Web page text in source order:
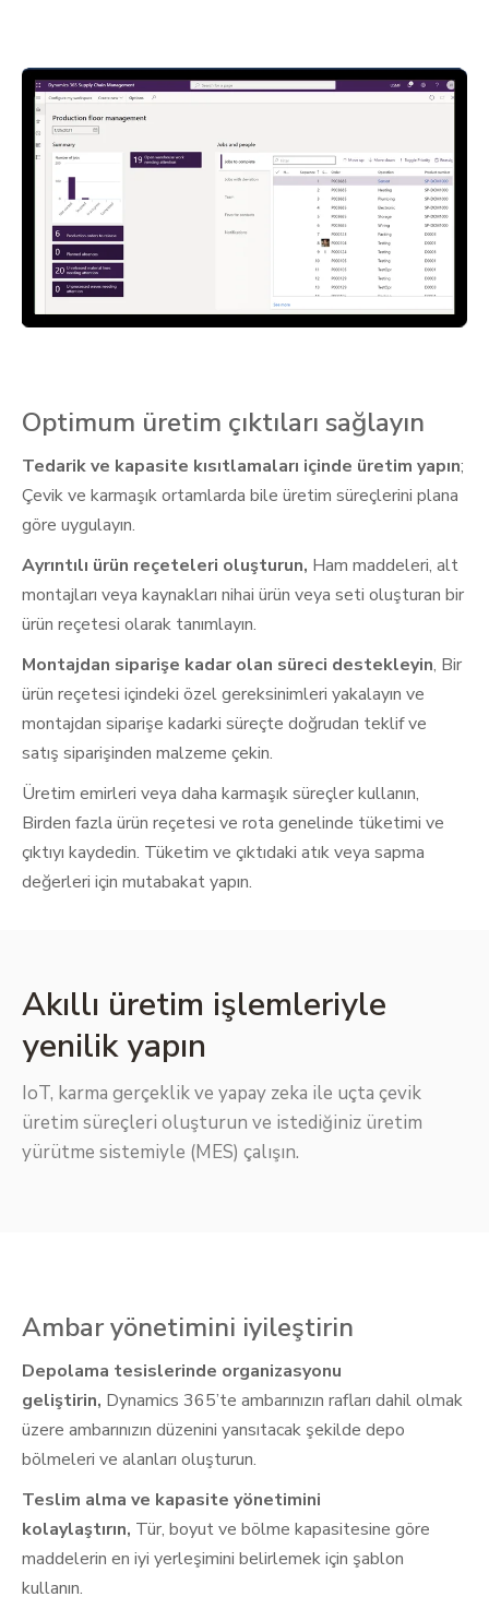
Optimum üretim çıktıları sağlayın
Tedarik ve kapasite kısıtlamaları içinde üretim yapın;
Çevik ve karmaşık ortamlarda bile üretim süreçlerini plana
göre uygulayın.
Ayrıntılı ürün reçeteleri oluşturun, Ham maddeleri, alt
montajları veya kaynakları nihai ürün veya seti oluşturan bir
ürün reçetesi olarak tanımlayın.
Montajdan siparişe kadar olan süreci destekleyin, Bir
ürün reçetesi içindeki özel gereksinimleri yakalayın ve
montajdan siparişe kadarki süreçte doğrudan teklif ve
satış siparişinden malzeme çekin.
Üretim emirleri veya daha karmaşık süreçler kullanın,
Birden fazla ürün reçetesi ve rota genelinde tüketimi ve
çıktıyı kaydedin. Tüketim ve çıktıdaki atık veya sapma
değerleri için mutabakat yapın.
Akıllı üretim işlemleriyle
yenilik yapın
IoT, karma gerçeklik ve yapay zeka ile uçta çevik
üretim süreçleri oluşturun ve istediğiniz üretim
yürütme sistemiyle (MES) çalışın.
Ambar yönetimini iyileştirin
Depolama tesislerinde organizasyonu
geliştirin, Dynamics 365’te ambarınızın rafları dahil olmak
üzere ambarınızın düzenini yansıtacak şekilde depo
bölmeleri ve alanları oluşturun.
Teslim alma ve kapasite yönetimini
kolaylaştırın, Tür, boyut ve bölme kapasitesine göre
maddelerin en iyi yerleşimini belirlemek için şablon
kullanın.